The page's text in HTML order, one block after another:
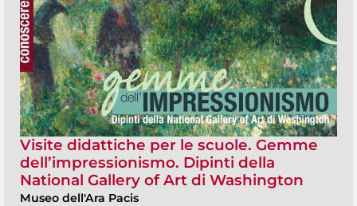
Visite didattiche per le scuole. Gemme
dell’impressionismo. Dipinti della
National Gallery of Art di Washington
Museo dell'Ara Pacis